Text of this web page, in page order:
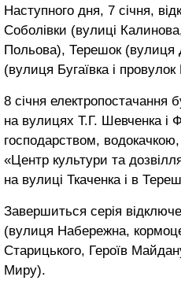
Наступного дня, 7 січня,
Соболівки (вулиці
Польова), Терешок (вулиця
(вулиця Бугаївка і
8 січня електропостачання
на вулицях Т.Г. Шевченка
господарством,
«Центр культури та
на вулиці Ткаченка і в
Завершиться серія
(вулиця Набережна,
Старицького, Героїв
Миру).